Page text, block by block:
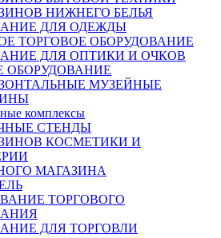
НИЖНЕГО БЕЛЬЯ
ДЛЯ ОДЕЖДЫ
ТОРГОВОЕ ОБОРУДОВАНИЕ
ДЛЯ ОПТИКИ И ОЧКОВ
ОБОРУДОВАНИЕ
МУЗЕЙНЫЕ
комплексы
СТЕНДЫ
КОСМЕТИКИ И
МАГАЗИНА
ТОРГОВОГО
ДЛЯ ТОРГОВЛИ